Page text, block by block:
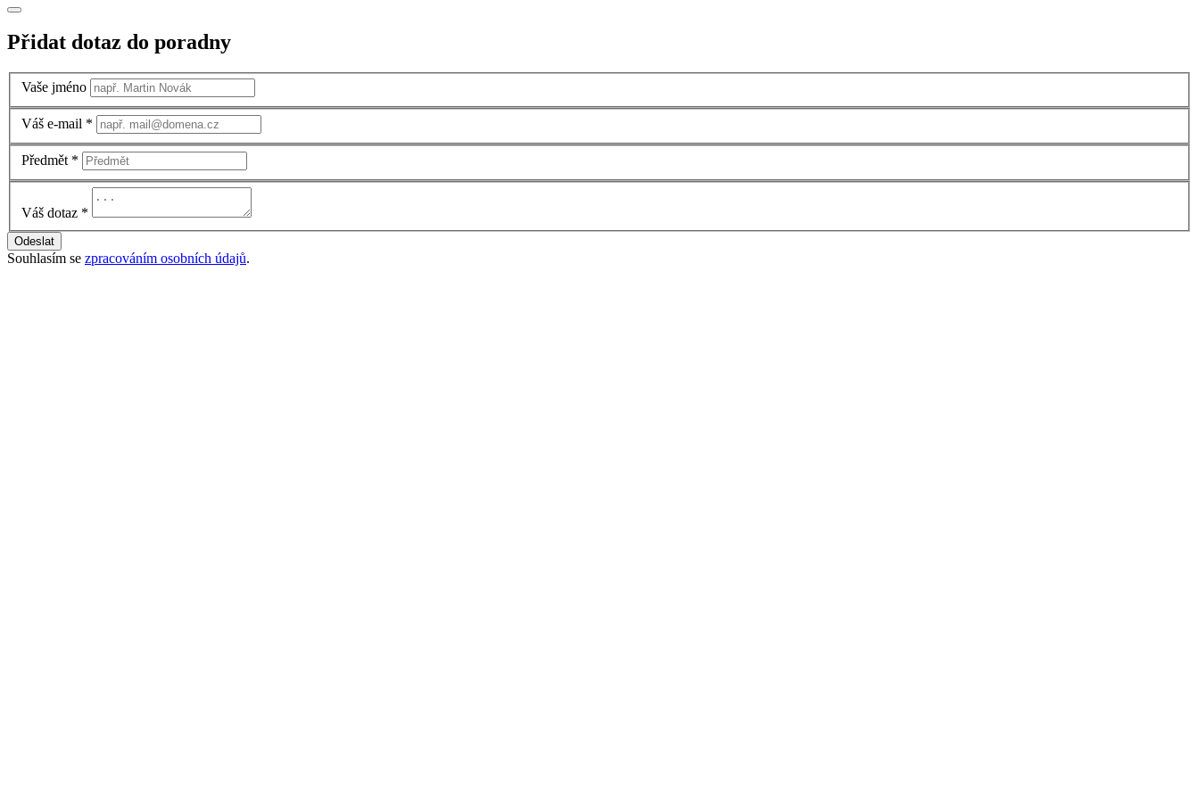
Přidat dotaz do poradny
Vaše jméno
Váš e-mail *
Předmět *
Váš dotaz *
Odeslat
Souhlasím se zpracováním osobních údajů.